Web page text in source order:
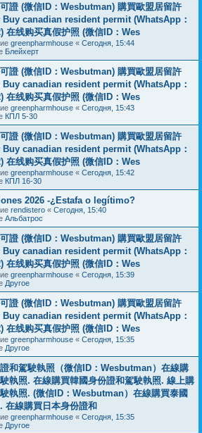
證 (微信ID：Wesbutman) 購買歐盟居留許
Buy canadian resident permit (WhatsApp：
在线购买真假护照 (微信ID：Wes
greenpharmhouse « Сегодня, 15:44
Блейхерт
證 (微信ID：Wesbutman) 購買歐盟居留許
Buy canadian resident permit (WhatsApp：
在线购买真假护照 (微信ID：Wes
greenpharmhouse « Сегодня, 15:43
КПЛ 5-30
證 (微信ID：Wesbutman) 購買歐盟居留許
Buy canadian resident permit (WhatsApp：
在线购买真假护照 (微信ID：Wes
greenpharmhouse « Сегодня, 15:42
КПЛ 16-30
2026 -¿Estafa o legítimo?
rendistero « Сегодня, 15:40
Альбатрос
證 (微信ID：Wesbutman) 購買歐盟居留許
Buy canadian resident permit (WhatsApp：
在线购买真假护照 (微信ID：Wes
greenpharmhouse « Сегодня, 15:39
Другое
證 (微信ID：Wesbutman) 購買歐盟居留許
Buy canadian resident permit (WhatsApp：
在线购买真假护照 (微信ID：Wes
greenpharmhouse « Сегодня, 15:35
Другое
和駕駛執照（微信ID：Wesbutman）在線購
執照. 在線購買韓國身份證和駕駛執照. 線上購
執照. (微信ID：Wesbutman）在線購買泰國
在線購買日本身份證和
greenpharmhouse « Сегодня, 15:35
Другое